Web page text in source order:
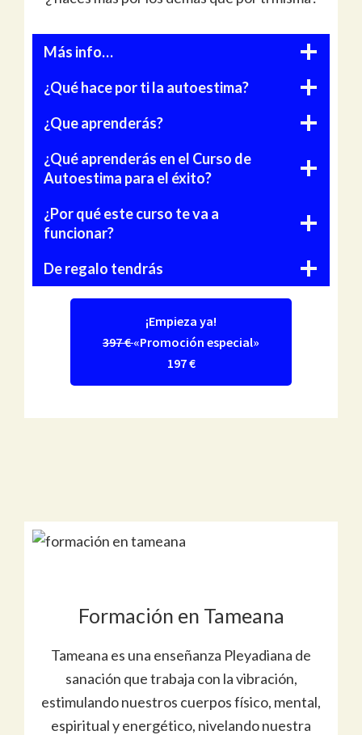
Más info…
¿Qué hace por ti la autoestima?
¿Que aprenderás?
¿Qué aprenderás en el Curso de
Autoestima para el éxito?
¿Por qué este curso te va a
funcionar?
De regalo tendrás
¡Empieza ya!
397 €«Promoción especial»
197 €
Formación en Tameana
Tameana es una enseñanza Pleyadiana de
sanación que trabaja con la vibración,
estimulando nuestros cuerpos físico, mental,
espiritual y energético, nivelando nuestra